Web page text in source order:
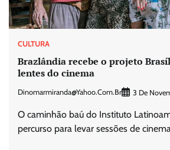
CULTURA
Brazlândia recebe o projeto
lentes do cinema
Dinomarmiranda@yahoo.com.br 3 De
O caminhão baú do Instituto
percurso para levar sessões de